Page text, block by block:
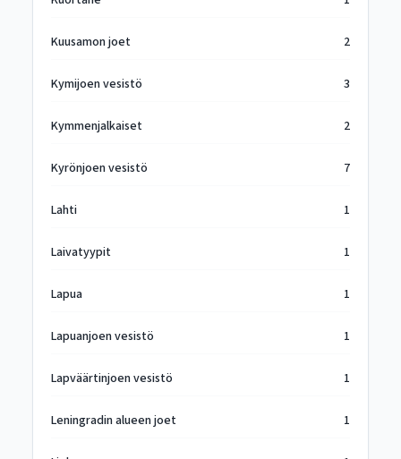
Kuusamon joet 2
Kymijoen vesistö 3
Kymmenjalkaiset 2
Kyrönjoen vesistö 7
Lahti 1
Laivatyypit 1
Lapua 1
Lapuanjoen vesistö 1
Lapväärtinjoen vesistö 1
Leningradin alueen joet 1